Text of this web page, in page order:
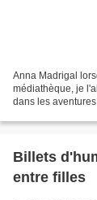
Anna Madrigal
médiathèque, je
dans les
Billets
entre filles